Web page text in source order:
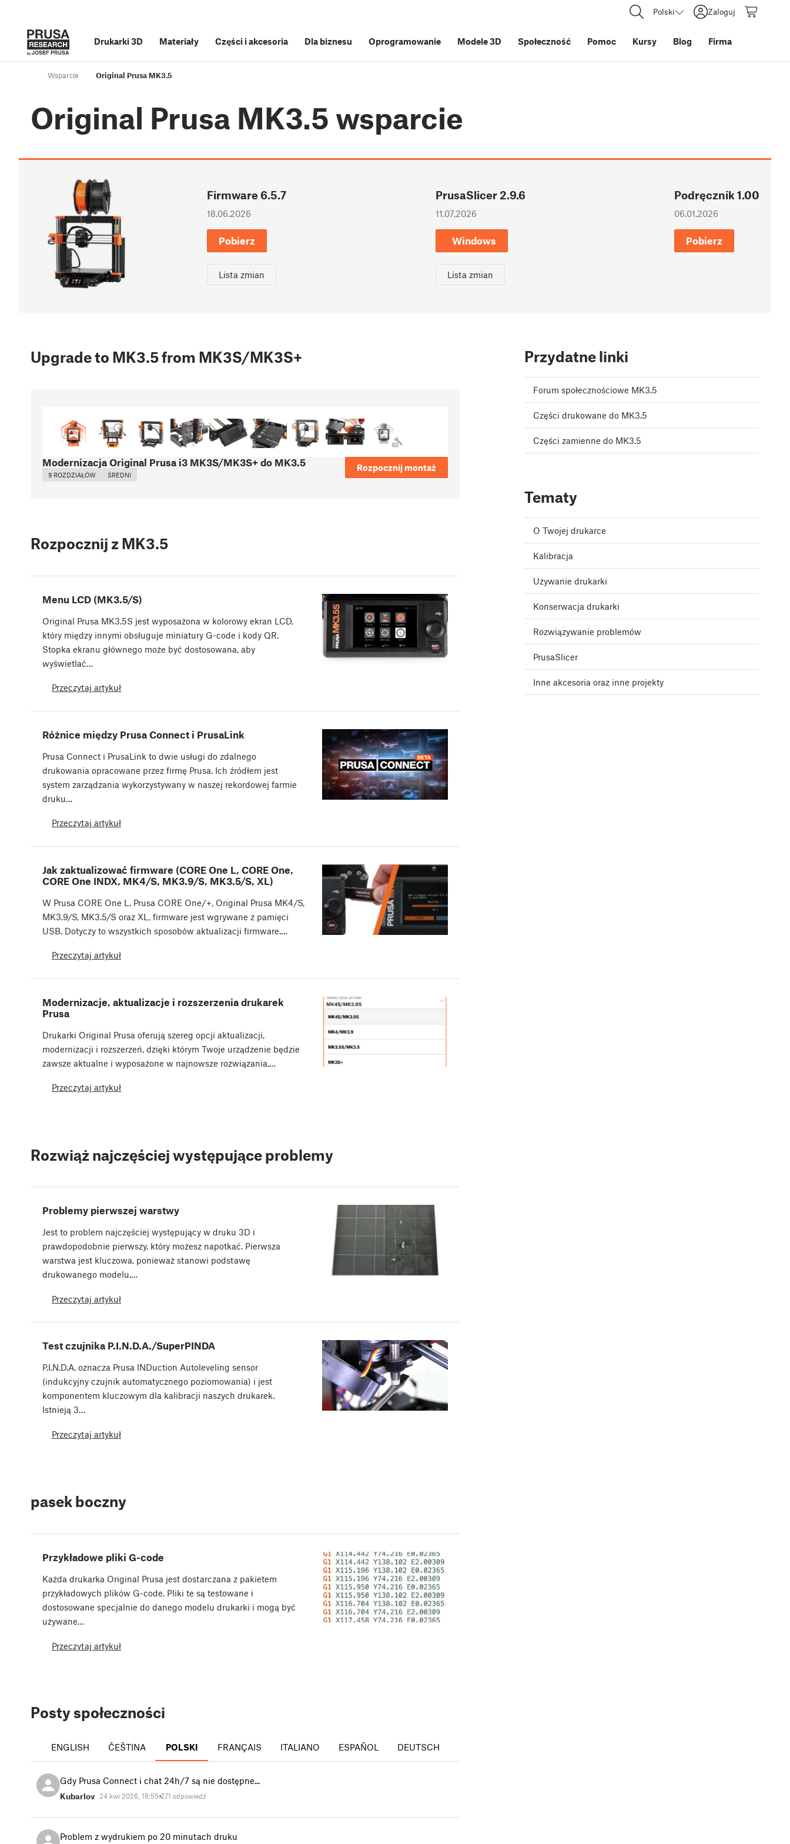
Polski Zaloguj
Drukarki 3D Materiały Części i akcesoria Dla biznesu Oprogramowanie Modele 3D Społeczność Pomoc Kursy Blog Firma
Wsparcie Original Prusa MK3.5
Original Prusa MK3.5 wsparcie
Firmware 6.5.7
18.06.2026
Pobierz
Lista zmian
PrusaSlicer 2.9.6
11.07.2026
Windows
Lista zmian
Podręcznik 1.00
06.01.2026
Pobierz
Upgrade to MK3.5 from MK3S/MK3S+
Modernizacja Original Prusa i3 MK3S/MK3S+ do MK3.5
9 ROZDZIAŁÓW ŚREDNI
Rozpocznij montaż
Rozpocznij z MK3.5
Menu LCD (MK3.5/S)
Original Prusa MK3.5S jest wyposażona w kolorowy ekran LCD,
który między innymi obsługuje miniatury G-code i kody QR.
Stopka ekranu głównego może być dostosowana, aby
wyświetlać…
Przeczytaj artykuł
Różnice między Prusa Connect i PrusaLink
Prusa Connect i PrusaLink to dwie usługi do zdalnego
drukowania opracowane przez firmę Prusa. Ich źródłem jest
system zarządzania wykorzystywany w naszej rekordowej farmie
druku…
Przeczytaj artykuł
Jak zaktualizować firmware (CORE One L, CORE One,
CORE One INDX, MK4/S, MK3.9/S, MK3.5/S, XL)
W Prusa CORE One L, Prusa CORE One/+, Original Prusa MK4/S,
MK3.9/S, MK3.5/S oraz XL, firmware jest wgrywane z pamięci
USB. Dotyczy to wszystkich sposobów aktualizacji firmware.…
Przeczytaj artykuł
Modernizacje, aktualizacje i rozszerzenia drukarek
Prusa
Drukarki Original Prusa oferują szereg opcji aktualizacji,
modernizacji i rozszerzeń, dzięki którym Twoje urządzenie będzie
zawsze aktualne i wyposażone w najnowsze rozwiązania.…
Przeczytaj artykuł
Rozwiąż najczęściej występujące problemy
Problemy pierwszej warstwy
Jest to problem najczęściej występujący w druku 3D i
prawdopodobnie pierwszy, który możesz napotkać. Pierwsza
warstwa jest kluczowa, ponieważ stanowi podstawę
drukowanego modelu.…
Przeczytaj artykuł
Test czujnika P.I.N.D.A./SuperPINDA
P.I.N.D.A. oznacza Prusa INDuction Autoleveling sensor
(indukcyjny czujnik automatycznego poziomowania) i jest
komponentem kluczowym dla kalibracji naszych drukarek.
Istnieją 3…
Przeczytaj artykuł
pasek boczny
Przykładowe pliki G-code
Każda drukarka Original Prusa jest dostarczana z pakietem
przykładowych plików G-code. Pliki te są testowane i
dostosowane specjalnie do danego modelu drukarki i mogą być
używane…
Przeczytaj artykuł
Posty społeczności
ENGLISH ČEŠTINA POLSKI FRANÇAIS ITALIANO ESPAÑOL DEUTSCH
Gdy Prusa Connect i chat 24h/7 są nie dostępne...
Kubarlov 24 kwi 2026, 18:55:271 odpowiedź
Problem z wydrukiem po 20 minutach druku
Przydatne linki
Forum społecznościowe MK3.5
Części drukowane do MK3.5
Części zamienne do MK3.5
Tematy
O Twojej drukarce
Kalibracja
Używanie drukarki
Konserwacja drukarki
Rozwiązywanie problemów
PrusaSlicer
Inne akcesoria oraz inne projekty